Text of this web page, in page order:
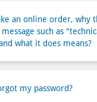
my password?
login to my member